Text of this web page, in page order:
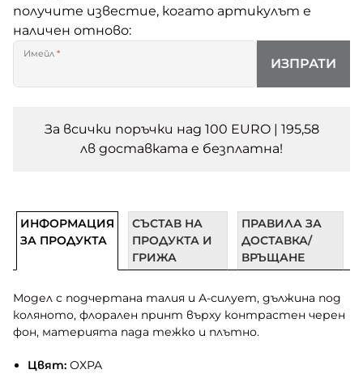
получите известие, когато артикулът е
наличен отново:
Имейл *
ИЗПРАТИ
За всички поръчки над 100 EURO | 195,58
лв доставката e безплатна!
ИНФОРМАЦИЯ
ЗА ПРОДУКТА
СЪСТАВ НА
ПРОДУКТА И
ГРИЖА
ПРАВИЛА ЗА
ДОСТАВКА/
ВРЪЩАНЕ
Модел с подчертана талия и А-силует, дължина под
коляното, флорален принт върху контрастен черен
фон, материята пада тежко и плътно.
Цвят:ОХРА